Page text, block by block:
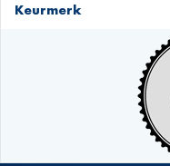
Keurmerk